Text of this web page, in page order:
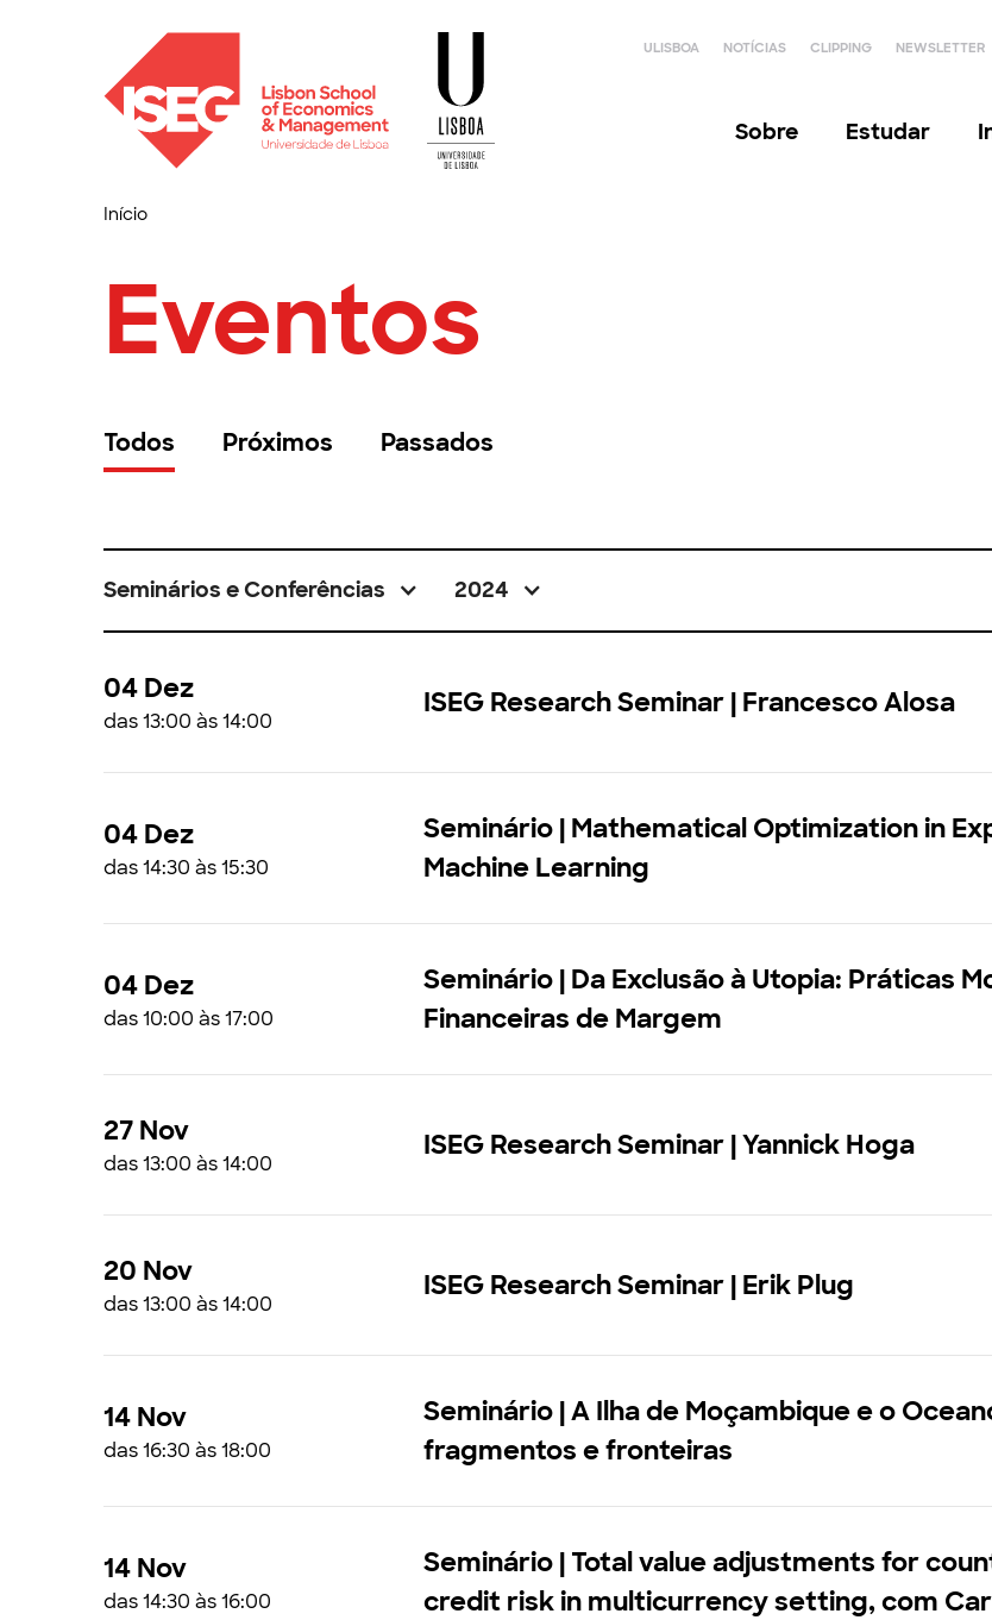
ULISBOA NOTÍCIAS CLIPPING NEWSLETTER
Sobre Estudar
Início
Eventos
Todos Próximos Passados
Seminários e Conferências 2024
04 Dez
das 13:00 às 14:00
ISEG Research Seminar | Francesco Alosa
04 Dez
das 14:30 às 15:30
Seminário | Mathematical Optimization in
Machine Learning
04 Dez
das 10:00 às 17:00
Seminário | Da Exclusão à Utopia: Práticas
Financeiras de Margem
27 Nov
das 13:00 às 14:00
ISEG Research Seminar | Yannick Hoga
20 Nov
das 13:00 às 14:00
ISEG Research Seminar | Erik Plug
14 Nov
das 16:30 às 18:00
Seminário | A Ilha de Moçambique e o
fragmentos e fronteiras
14 Nov
das 14:30 às 16:00
Seminário | Total value adjustments for
credit risk in multicurrency setting, com